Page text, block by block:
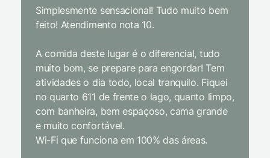
Simplesmente sensacional! Tudo muito bem
feito! Atendimento nota 10.
A comida deste lugar é o diferencial, tudo
muito bom, se prepare para engordar! Tem
atividades o dia todo, local tranquilo. Fiquei
no quarto 611 de frente o lago, quanto limpo,
com banheira, bem espaçoso, cama grande
e muito confortável.
Wi-Fi que funciona em 100% das áreas.